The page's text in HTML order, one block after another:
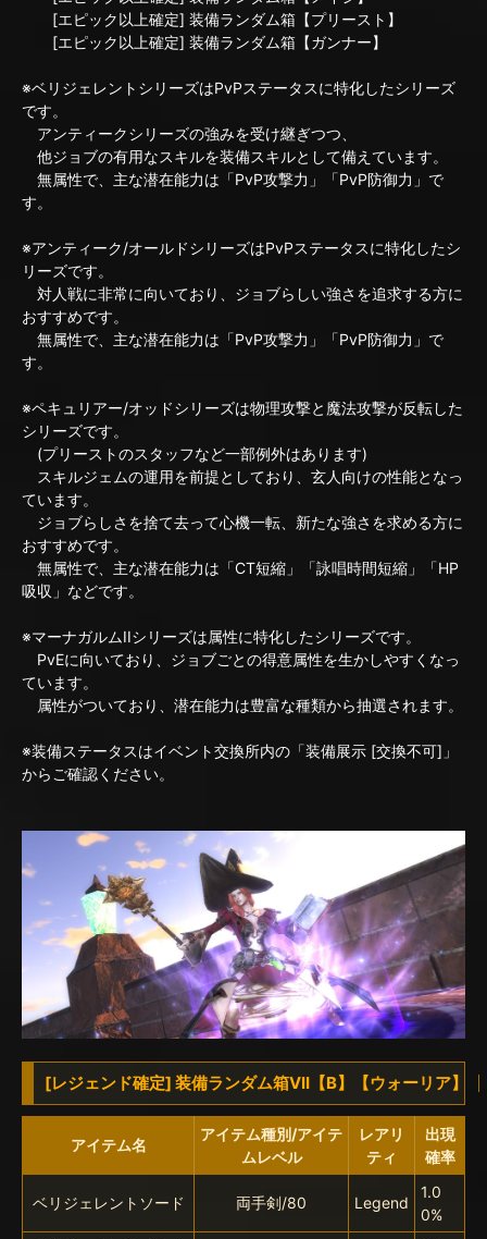
[エピック以上確定] 装備ランダム箱【プリースト】
[エピック以上確定] 装備ランダム箱【ガンナー】
※ベリジェレントシリーズはPvPステータスに特化したシリーズ
です。
アンティークシリーズの強みを受け継ぎつつ、
他ジョブの有用なスキルを装備スキルとして備えています。
無属性で、主な潜在能力は「PvP攻撃力」「PvP防御力」で
す。
※アンティーク/オールドシリーズはPvPステータスに特化したシ
リーズです。
対人戦に非常に向いており、ジョブらしい強さを追求する方に
おすすめです。
無属性で、主な潜在能力は「PvP攻撃力」「PvP防御力」で
す。
※ペキュリアー/オッドシリーズは物理攻撃と魔法攻撃が反転した
シリーズです。
(プリーストのスタッフなど一部例外はあります)
スキルジェムの運用を前提としており、玄人向けの性能となっ
ています。
ジョブらしさを捨て去って心機一転、新たな強さを求める方に
おすすめです。
無属性で、主な潜在能力は「CT短縮」「詠唱時間短縮」「HP
吸収」などです。
※マーナガルムIIシリーズは属性に特化したシリーズです。
PvEに向いており、ジョブごとの得意属性を生かしやすくなっ
ています。
属性がついており、潜在能力は豊富な種類から抽選されます。
※装備ステータスはイベント交換所内の「装備展示 [交換不可]」
からご確認ください。
[レジェンド確定] 装備ランダム箱VII【B】【ウォーリア】
アイテム名
アイテム種別/アイテ
ムレベル
レアリ
ティ
出現
確率
ベリジェレントソード 両手剣/80 Legend
1.0
0%